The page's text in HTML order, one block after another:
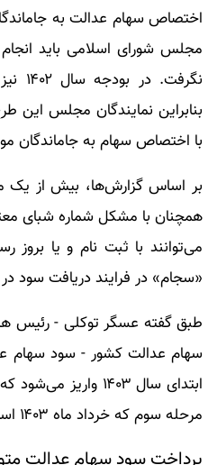
مجلس شورای اسلامی باید
بنابراین نمایندگان مجلس این
با اختصاص سهام به جاماندگان
بر اساس گزارش‌ها، بیش از یک
همچنان با مشکل شماره شبای
می‌توانند با ثبت نام و یا بروز
«سجام» در فرایند دریافت سود
طبق گفته عسگر توکلی - رئیس
ابتدای سال ۱۴۰۳
مرحله سوم که خرداد ماه ۱۴۰۳ است، انجام شود.